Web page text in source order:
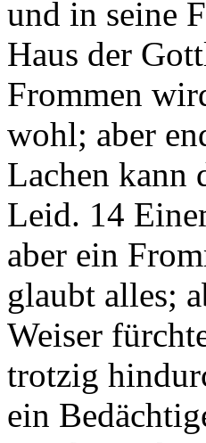
und in seine
Haus der
Frommen
wohl; aber
Lachen kann
Leid. 14
aber ein
glaubt alles;
Weiser
trotzig
ein